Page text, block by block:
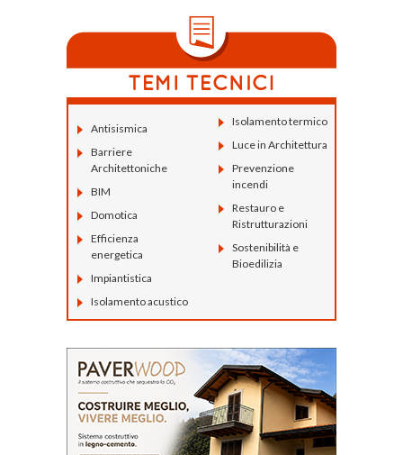
Antisismica
Barriere
Architettoniche
BIM
Domotica
Efficienza
energetica
Impiantistica
Isolamento acustico
Isolamento termico
Luce in Architettura
Prevenzione
incendi
Restauro e
Ristrutturazioni
Sostenibilità e
Bioedilizia